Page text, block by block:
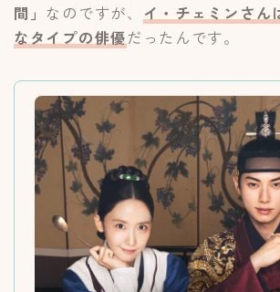
間」 なのですが、 イ・チェミンさん
なタイプの俳優だったんです。